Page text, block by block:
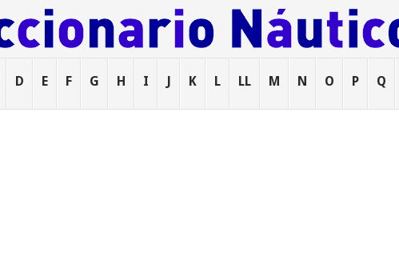
D E F G H I J K L LL M N O P Q